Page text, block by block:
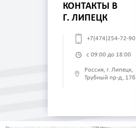
КОНТАКТЫ В
Г. ЛИПЕЦК
+7(474)254-72-90
с 09:00 до 18:00
Россия, г. Липецк,
Трубный пр-д, 17б